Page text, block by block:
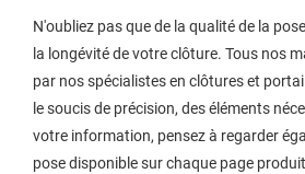
N'oubliez pas que de la qualité de la
la longévité de votre clôture. Tous nos
par nos spécialistes en clôtures et
le soucis de précision, des éléments
votre information, pensez à regarder
pose disponible sur chaque page